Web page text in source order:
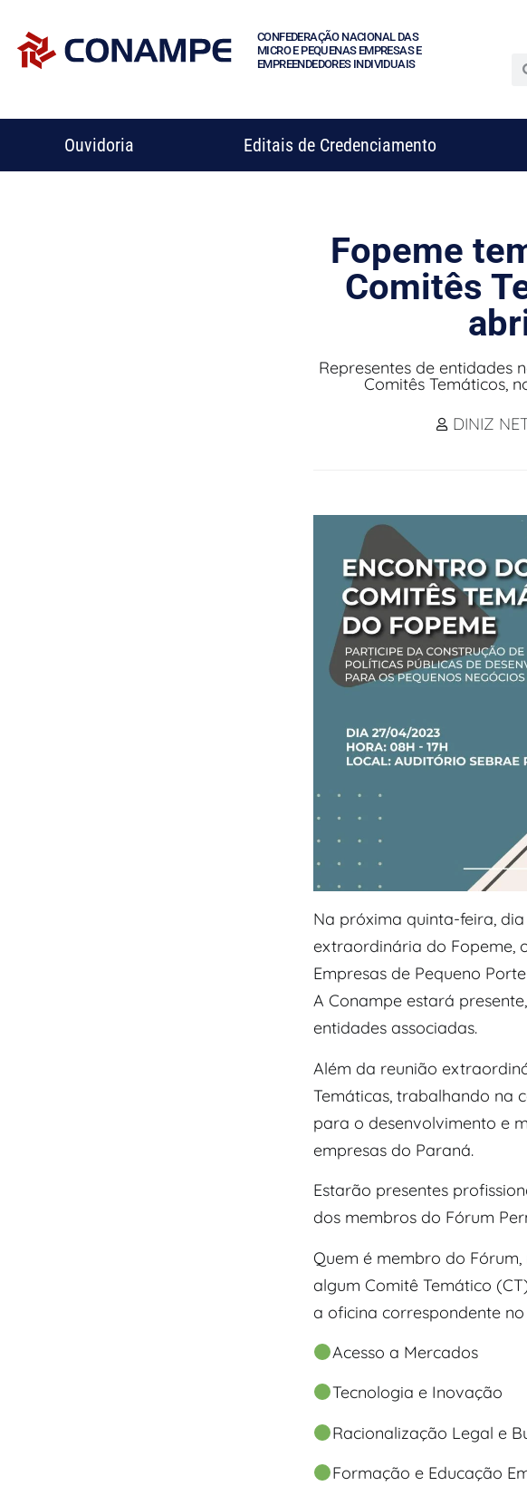
CONFEDERAÇÃO NACIONAL DAS
MICRO E PEQUENAS EMPRESAS E
EMPREENDEDORES INDIVIDUAIS
Ouvidoria Editais de Credenciamento
Fopeme
Comitês
Representes de entidades
Comitês Temáticos,
DINIZ
Na próxima quinta-feira,
extraordinária do Fopeme,
Empresas de Pequeno
A Conampe estará
entidades associadas.
Além da reunião
Temáticas, trabalhando na
para o desenvolvimento e
empresas do Paraná.
Estarão presentes
dos membros do Fórum
Quem é membro do
algum Comitê Temático
a oficina correspondente
Acesso a Mercados
Tecnologia e Inovação
Racionalização Legal e
Formação e Educação